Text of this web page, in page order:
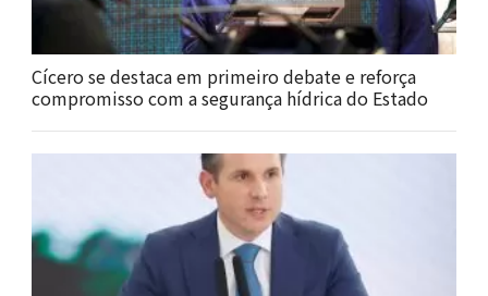
Cícero se destaca em primeiro debate e reforça
compromisso com a segurança hídrica do Estado